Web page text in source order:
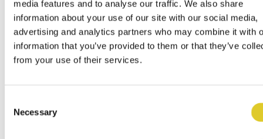
media features and to analyse our traffic. We also share
information about your use of our site with our social media,
advertising and analytics partners who may combine it with
information that you’ve provided to them or that they’ve
from your use of their services.
Selection
Necessary